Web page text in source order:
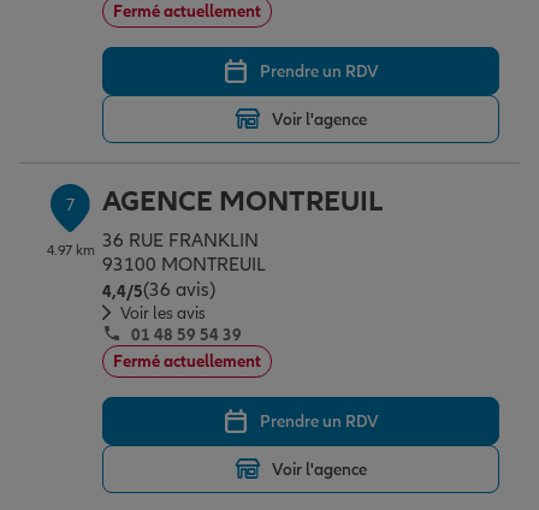
Fermé actuellement
Prendre un RDV
Voir l'agence
7
4.97 km
AGENCE MONTREUIL
36 RUE FRANKLIN
93100 MONTREUIL
4,4/5Note de 4.4 sur 5
(36 avis)
Voir les avis
01 48 59 54 39
Fermé actuellement
Prendre un RDV
Voir l'agence